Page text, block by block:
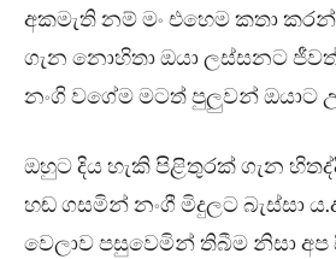
අකමැති නම් මං එහෙම කතා කරන්
ගැන නොහිතා ඔයා ලස්සනට
නංගි වගේම මටත් පුලුවන් ඔයාට
ඔහුට දිය හැකි පිළිතුරක් ගැන
හඬ ගසමින් නංගී මිදුලට බැස්සා
වෙලාව පසුවෙමින් තිබීම නිසා